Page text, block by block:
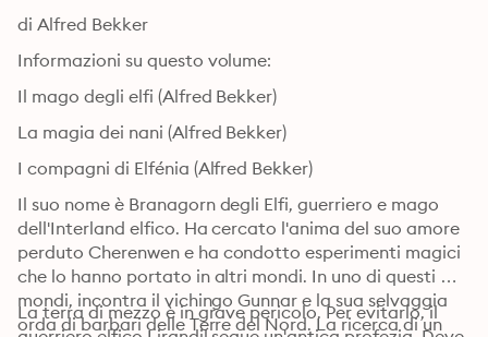
di Alfred Bekker
Informazioni su questo volume:
Il mago degli elfi (Alfred Bekker)
La magia dei nani (Alfred Bekker)
I compagni di Elfénia (Alfred Bekker)
Il suo nome è Branagorn degli Elfi, guerriero e mago
dell'Interland elfico. Ha cercato l'anima del suo amore
perduto Cherenwen e ha condotto esperimenti magici
che lo hanno portato in altri mondi. In uno di questi
mondi, incontra il vichingo Gunnar e la sua selvaggia
orda di barbari delle Terre del Nord. La ricerca di un
La terra di mezzo è in grave pericolo. Per evitarlo, il